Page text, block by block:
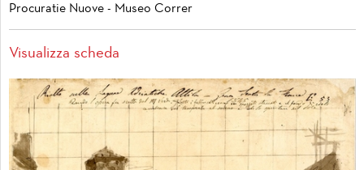
Procuratie Nuove - Museo Correr
Visualizza scheda